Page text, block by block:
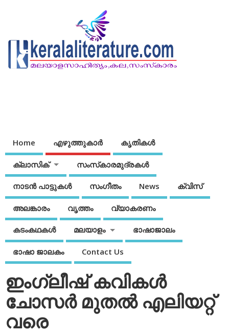
Home എഴുത്തുകാര്‍ കൃതികൾ
ക്ലാസിക് സംസ്‌കാരമുദ്രകള്‍
നാടന്‍ പാട്ടുകള്‍ സംഗീതം News ക്വിസ്
അലങ്കാരം വൃത്തം വ്യാകരണം
കടംകഥകള്‍ മലയാളം ഭാഷാജാലം
ഭാഷാ ജാലകം Contact Us
ഇംഗ്ലീഷ് കവികള്‍
ചോസര്‍ മുതല്‍ എലിയറ്റ്
വരെ